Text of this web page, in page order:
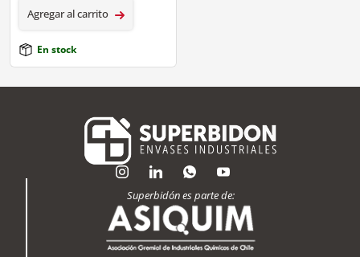
Agregar al carrito
En stock
Superbidón es parte de: